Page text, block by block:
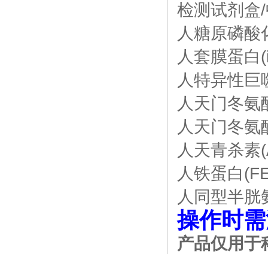
检测试剂盒
人糖原磷
人套膜蛋白
人特异性
人天门冬
人天门冬
人天青杀素
人铁蛋白
人同型半
操作时
产品仅用于